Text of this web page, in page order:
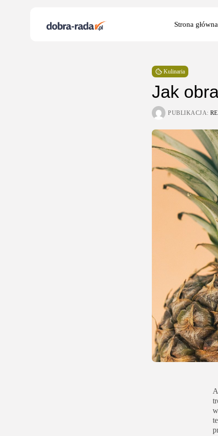
Strona główna
for:
Kulinaria
Jak
PUBLIKACJA: